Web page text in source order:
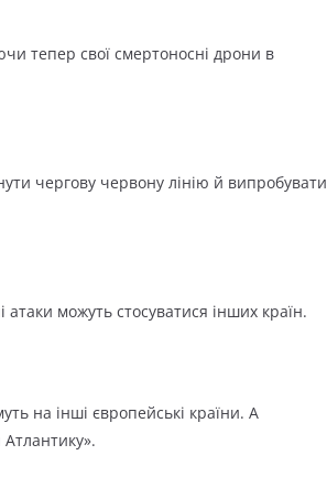
тепер свої смертоносні дрони в
чергову червону лінію й випробувати
можуть стосуватися інших країн.
на інші європейські країни. А